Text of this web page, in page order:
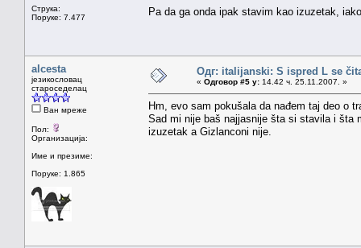
Струка:
Поруке: 7.477
Pa da ga onda ipak stavim kao izuzetak,
alcesta
језикословац
староседелац
Ван мреже
Пол:
Организација:
Име и презиме:
Поруке: 1.865
Одг: italijanski: S ispred L se
« Одговор #5 у: 14.42 ч. 25.11.2007. »
Hm, evo sam pokušala da nađem taj deo o
Sad mi nije baš najjasnije šta si stavila i šta
izuzetak a Gizlanconi nije.